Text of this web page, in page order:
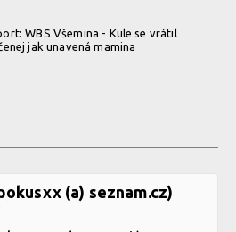
WBS Všemina - Kule se vrátil
jak unavená mamina
(a) seznam.cz)